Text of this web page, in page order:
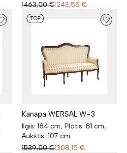
1463,00 €1243,55 €
TOP
Kanapa WERSAL W-3
Ilgis: 184 cm, Plotis: 81 cm,
Aukštis: 107 cm
1539,00 €1308,15 €